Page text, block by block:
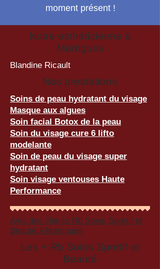
moment présent !
Notre esthéticienne à
Martigues
Blandine Ricault
Nos prestations
Soins de peau hydratant du visage
Masque aux algues
Soin facial Botox de la peau
Soin du visage cure 6 lifto
modelante
Soin de peau du visage super
hydratant
Soin visage ventouses Haute
Performance
Avis des clients Rb Soins Sportif et
Beauté à Martigues
Les + Rb Soins Sportif et
Beauté